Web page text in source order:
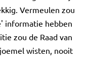
Vermeulen zou
informatie hebben
zou de Raad van
wisten, nooit